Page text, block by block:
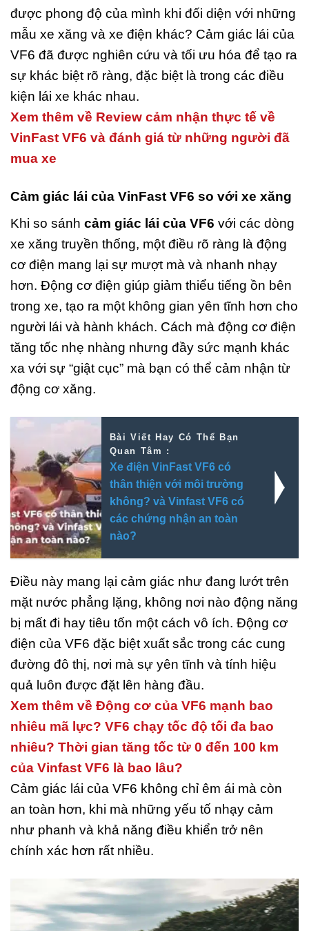
được phong độ của mình khi đối diện với những
mẫu xe xăng và xe điện khác? Cảm giác lái của
VF6 đã được nghiên cứu và tối ưu hóa để tạo ra
sự khác biệt rõ ràng, đặc biệt là trong các điều
kiện lái xe khác nhau.
Xem thêm về Review cảm nhận thực tế về
VinFast VF6 và đánh giá từ những người đã
mua xe
Cảm giác lái của VinFast VF6 so với xe xăng
Khi so sánh cảm giác lái của VF6 với các dòng
xe xăng truyền thống, một điều rõ ràng là động
cơ điện mang lại sự mượt mà và nhanh nhạy
hơn. Động cơ điện giúp giảm thiểu tiếng ồn bên
trong xe, tạo ra một không gian yên tĩnh hơn cho
người lái và hành khách. Cách mà động cơ điện
tăng tốc nhẹ nhàng nhưng đầy sức mạnh khác
xa với sự “giật cục” mà bạn có thể cảm nhận từ
động cơ xăng.
Bài Viết Hay Có Thể Bạn
Quan Tâm :
Xe điện VinFast VF6 có
thân thiện với môi trường
không? và Vinfast VF6 có
các chứng nhận an toàn
nào?
Điều này mang lại cảm giác như đang lướt trên
mặt nước phẳng lặng, không nơi nào động năng
bị mất đi hay tiêu tốn một cách vô ích. Động cơ
điện của VF6 đặc biệt xuất sắc trong các cung
đường đô thị, nơi mà sự yên tĩnh và tính hiệu
quả luôn được đặt lên hàng đầu.
Xem thêm về Động cơ của VF6 mạnh bao
nhiêu mã lực? VF6 chạy tốc độ tối đa bao
nhiêu? Thời gian tăng tốc từ 0 đến 100 km
của Vinfast VF6 là bao lâu?
Cảm giác lái của VF6 không chỉ êm ái mà còn
an toàn hơn, khi mà những yếu tố nhạy cảm
như phanh và khả năng điều khiển trở nên
chính xác hơn rất nhiều.